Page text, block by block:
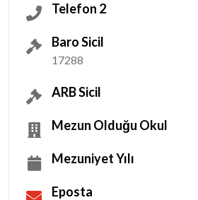
Telefon 2
Baro Sicil
17288
ARB Sicil
Mezun Olduğu Okul
Mezuniyet Yılı
Eposta